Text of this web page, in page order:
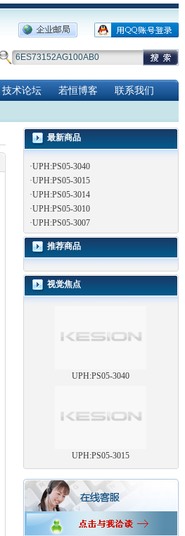
技术论坛 若恒博客 联系我们
最新商品
·UPH:PS05-3040
·UPH:PS05-3015
·UPH:PS05-3014
·UPH:PS05-3010
·UPH:PS05-3007
推荐商品
视觉焦点
UPH:PS05-3040
UPH:PS05-3015